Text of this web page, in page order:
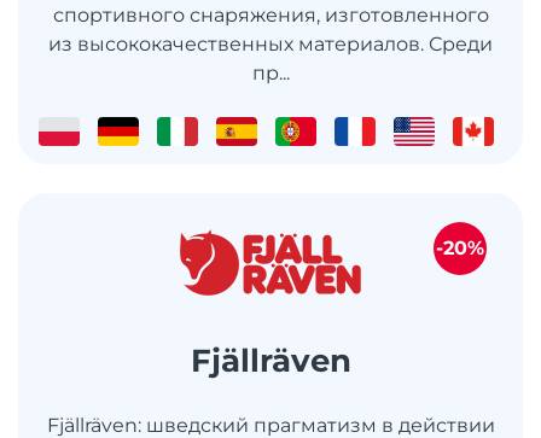
спортивного снаряжения, изготовленного
из высококачественных материалов. Среди
пр...
Fjällräven
Fjällräven: шведский прагматизм в действии
-20%